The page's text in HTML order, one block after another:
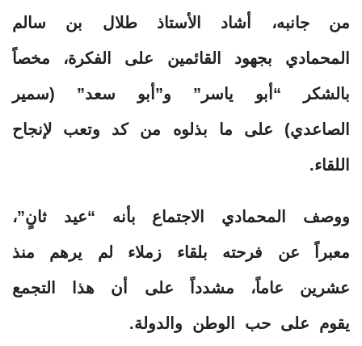
من جانبه، أشاد الأستاذ طلال بن سالم
المحمادي بجهود القائمين على الفكرة، مخصاً
بالشكر “أبو ياسر” و”أبو سعد” (سمير
الصاعدي) على ما بذلوه من كد وتعب لإنجاح
اللقاء.
ووصف المحمادي الاجتماع بأنه “عيد ثانٍ”،
معبراً عن فرحته بلقاء زملاء لم يرهم منذ
عشرين عاماً، مشدداً على أن هذا التجمع
يقوم على حب الوطن والدولة.